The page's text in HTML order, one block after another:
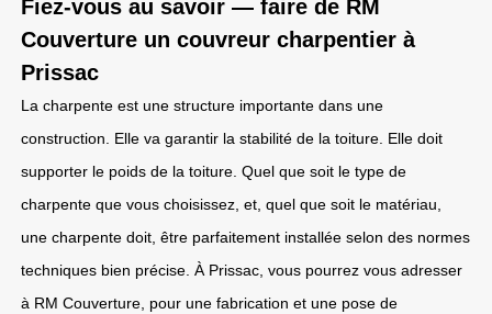
Fiez-vous au savoir — faire de RM
Couverture un couvreur charpentier à
Prissac
La charpente est une structure importante dans une
construction. Elle va garantir la stabilité de la toiture. Elle doit
supporter le poids de la toiture. Quel que soit le type de
charpente que vous choisissez, et, quel que soit le matériau,
une charpente doit, être parfaitement installée selon des normes
techniques bien précise. À Prissac, vous pourrez vous adresser
à RM Couverture, pour une fabrication et une pose de